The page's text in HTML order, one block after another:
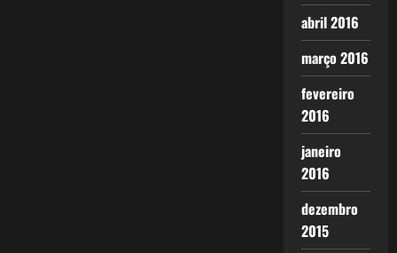
abril 2016
março 2016
fevereiro
2016
janeiro
2016
dezembro
2015